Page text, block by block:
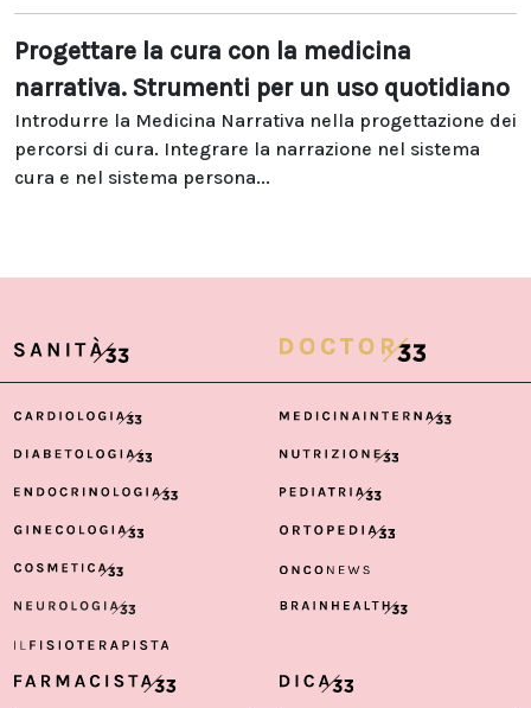
Progettare la cura con la medicina
narrativa. Strumenti per un uso quotidiano
Introdurre la Medicina Narrativa nella progettazione dei
percorsi di cura. Integrare la narrazione nel sistema
cura e nel sistema persona...